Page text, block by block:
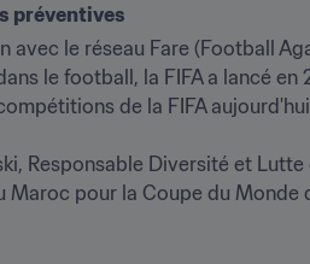
préventives
avec le réseau Fare (Football
le football, la FIFA a lancé
de la FIFA
Responsable Diversité et
Maroc pour la Coupe du Monde